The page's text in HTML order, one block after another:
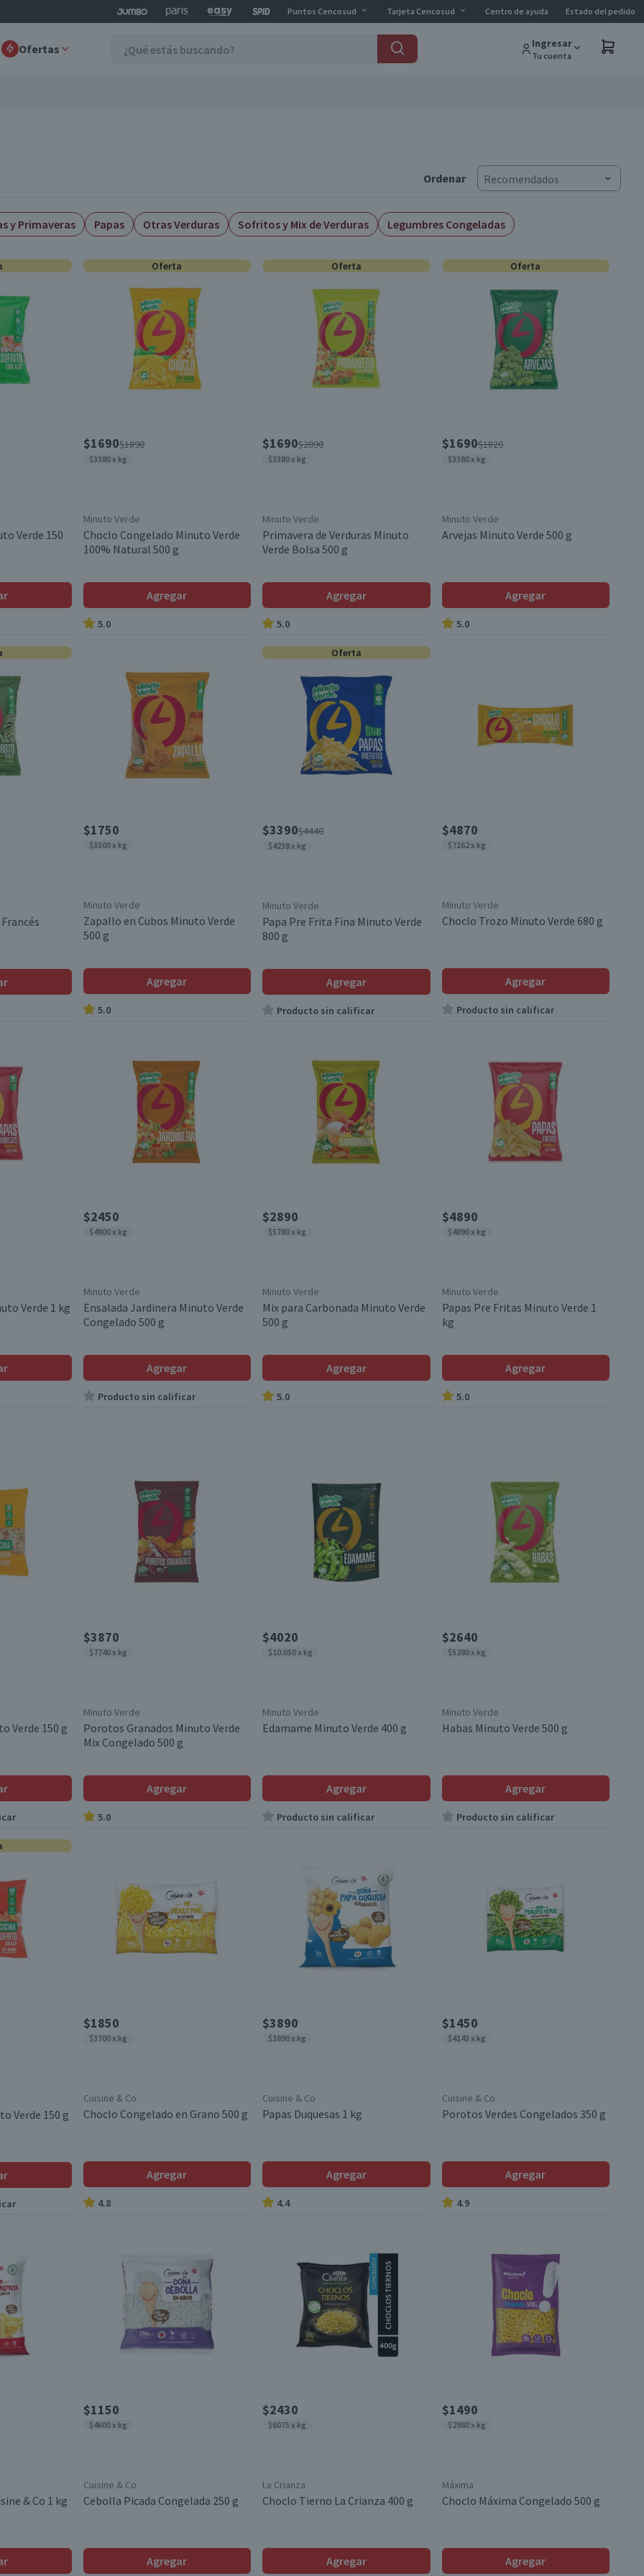
Puntos Cencosud Tarjeta Cencosud Centro de ayuda Estado del pedido
Ofertas Ingresar
Tu cuenta
Ordenar Recomendados
y Primaveras Papas Otras Verduras Sofritos y Mix de Verduras Legumbres Congeladas
Verde 150
Oferta
$1690$1890
$3380 x kg
Minuto Verde
Choclo Congelado Minuto Verde
100% Natural 500 g
Agregar
5.0
Oferta
$1690$2090
$3380 x kg
Minuto Verde
Primavera de Verduras Minuto
Verde Bolsa 500 g
Agregar
5.0
Oferta
$1690$1820
$3380 x kg
Minuto Verde
Arvejas Minuto Verde 500 g
Agregar
5.0
$1750
$3500 x kg
Minuto Verde
Zapallo en Cubos Minuto Verde
500 g
Agregar
5.0
Oferta
$3390$4440
$4238 x kg
Minuto Verde
Papa Pre Frita Fina Minuto Verde
800 g
Agregar
Producto sin calificar
$4870
$7162 x kg
Minuto Verde
Choclo Trozo Minuto Verde 680 g
Agregar
Producto sin calificar
Verde 1 kg
$2450
$4900 x kg
Minuto Verde
Ensalada Jardinera Minuto Verde
Congelado 500 g
Agregar
Producto sin calificar
$2890
$5780 x kg
Minuto Verde
Mix para Carbonada Minuto Verde
500 g
Agregar
5.0
$4890
$4890 x kg
Minuto Verde
Papas Pre Fritas Minuto Verde 1
kg
Agregar
5.0
Verde 150 g
$3870
$7740 x kg
Minuto Verde
Porotos Granados Minuto Verde
Mix Congelado 500 g
Agregar
5.0
$4020
$10.050 x kg
Minuto Verde
Edamame Minuto Verde 400 g
Agregar
Producto sin calificar
$2640
$5280 x kg
Minuto Verde
Habas Minuto Verde 500 g
Agregar
Producto sin calificar
Verde 150 g
$1850
$3700 x kg
Cuisine & Co
Choclo Congelado en Grano 500 g
Agregar
4.8
$3890
$3890 x kg
Cuisine & Co
Papas Duquesas 1 kg
Agregar
4.4
$1450
$4143 x kg
Cuisine & Co
Porotos Verdes Congelados 350 g
Agregar
4.9
& Co 1 kg
$1150
$4600 x kg
Cuisine & Co
Cebolla Picada Congelada 250 g
Agregar
$2430
$6075 x kg
La Crianza
Choclo Tierno La Crianza 400 g
Agregar
$1490
$2980 x kg
Máxima
Choclo Máxima Congelado 500 g
Agregar